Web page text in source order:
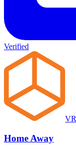
Verified
VR
Home Away